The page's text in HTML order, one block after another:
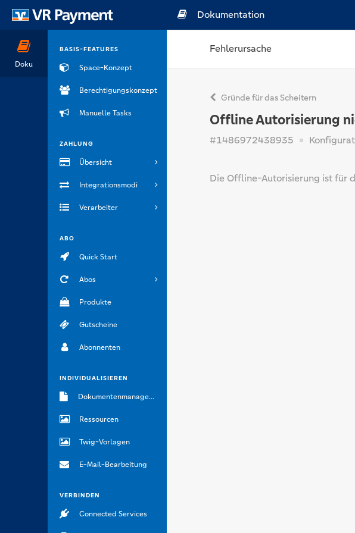
Doku
BASIS-FEATURES
Space-Konzept
Berechtigungskonzept
Manuelle Tasks
ZAHLUNG
Übersicht
Integrationsmodi
Verarbeiter
ABO
Quick Start
Abos
Produkte
Gutscheine
Abonnenten
INDIVIDUALISIEREN
Dokumentenmanagement
Ressourcen
Twig-Vorlagen
E-Mail-Bearbeitung
VERBINDEN
Connected Services
Dokumentation
Fehlerursache
Gründe für das Scheitern
Offline Autorisierung
#1486972438935
Die Offline-Autorisierung ist für